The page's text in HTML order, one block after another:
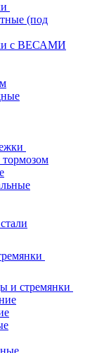
(под
с ВЕСАМИ
тормозом
и стремянки